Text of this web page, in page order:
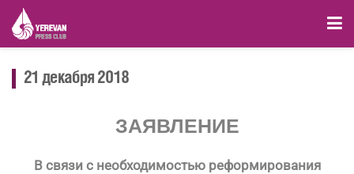
21 декабря 2018
ЗАЯВЛЕНИЕ
В связи с необходимостью реформирования